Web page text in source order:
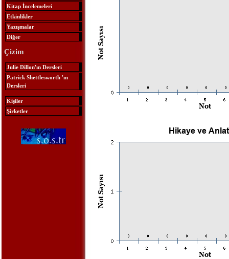
Kitap İncelemeleri
Etkinlikler
Yazışmalar
Diğer
Çizim
Julie Dillon'ın Dersleri
Patrick Shettlesworth 'ın
Dersleri
Kişiler
Şirketler